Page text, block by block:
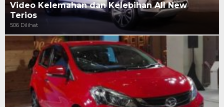
Video Kelemahan dan Kelebihan All New
Terios
506 Dilihat